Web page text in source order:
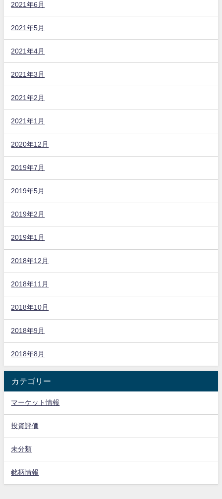
2021年6月
2021年5月
2021年4月
2021年3月
2021年2月
2021年1月
2020年12月
2019年7月
2019年5月
2019年2月
2019年1月
2018年12月
2018年11月
2018年10月
2018年9月
2018年8月
カテゴリー
マーケット情報
投資評価
未分類
銘柄情報